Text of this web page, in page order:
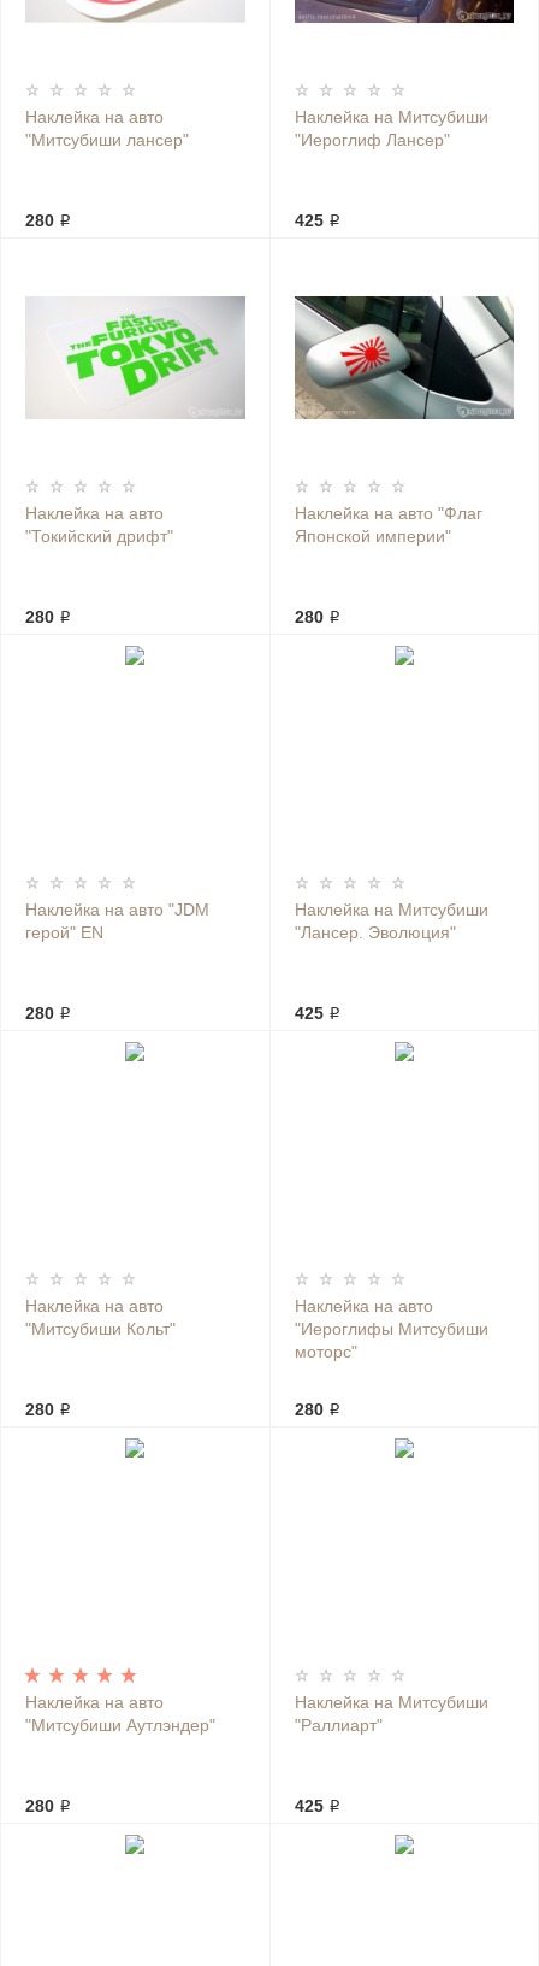
Наклейка на авто
"Митсубиши лансер"
280 ₽
Наклейка на Митсубиши
"Иероглиф Лансер"
425 ₽
Наклейка на авто
"Токийский дрифт"
280 ₽
Наклейка на авто "Флаг
Японской империи"
280 ₽
Наклейка на авто "JDM
герой" EN
280 ₽
Наклейка на Митсубиши
"Лансер. Эволюция"
425 ₽
Наклейка на авто
"Митсубиши Кольт"
280 ₽
Наклейка на авто
"Иероглифы Митсубиши
моторс"
280 ₽
Наклейка на авто
"Митсубиши Аутлэндер"
280 ₽
Наклейка на Митсубиши
"Раллиарт"
425 ₽